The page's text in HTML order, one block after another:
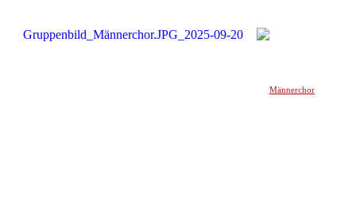
Männerchor